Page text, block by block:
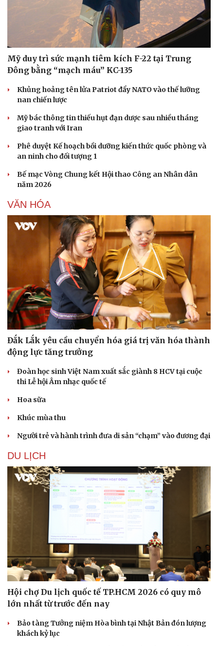
Sức khỏe
Cây thuốc
Sản phụ khoa
Nhi khoa
Làm đẹp - giảm cân
Phòng mạch online
Ăn sạch sống khỏe
Tình yêu - Gia đình
Mỹ duy trì sức mạnh tiêm kích F-22 tại Trung
Đông bằng “mạch máu” KC-135
Khủng hoảng tên lửa Patriot đẩy NATO vào thế lưỡng
nan chiến lược
Mỹ bác thông tin thiếu hụt đạn dược sau nhiều tháng
giao tranh với Iran
Phê duyệt Kế hoạch bồi dưỡng kiến thức quốc phòng và
an ninh cho đối tượng 1
Bế mạc Vòng Chung kết Hội thao Công an Nhân dân
năm 2026
VĂN HÓA
Đắk Lắk yêu cầu chuyển hóa giá trị văn hóa thành
động lực tăng trưởng
Đoàn học sinh Việt Nam xuất sắc giành 8 HCV tại cuộc
thi Lễ hội Âm nhạc quốc tế
Hoa sữa
Khúc mùa thu
Người trẻ và hành trình đưa di sản “chạm” vào đương đại
DU LỊCH
Hội chợ Du lịch quốc tế TP.HCM 2026 có quy mô
lớn nhất từ trước đến nay
Bảo tàng Tưởng niệm Hòa bình tại Nhật Bản đón lượng
khách kỷ lục